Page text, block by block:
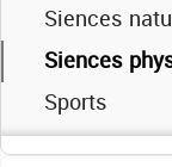
Siences
Siences
Sports
Technique
Technique